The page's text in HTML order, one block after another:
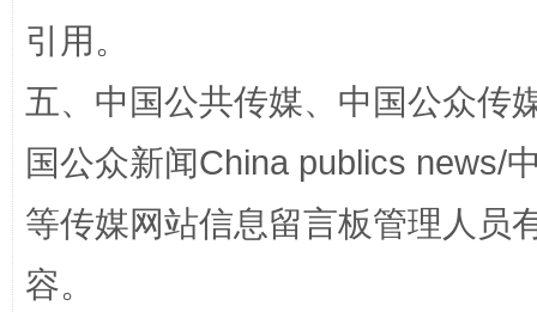
扯下公款旅游的“隐身衣” 如何以
引用。
五、中国公共传媒、中国公众传
国公众新闻China publics news/
等传媒网站信息留言板管理人员
容。